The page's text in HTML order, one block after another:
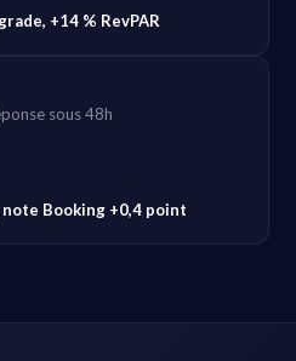
+14 % RevPAR
sous 48h
Booking +0,4 point